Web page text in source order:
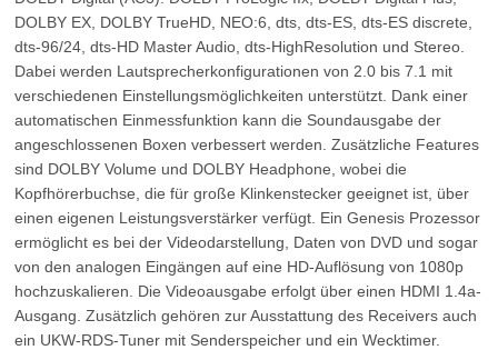
DOLBY EX, DOLBY TrueHD, NEO:6, dts, dts-ES, dts-ES discrete,
dts-96/24, dts-HD Master Audio, dts-HighResolution und Stereo.
Dabei werden Lautsprecherkonfigurationen von 2.0 bis 7.1 mit
verschiedenen Einstellungsmöglichkeiten unterstützt. Dank einer
automatischen Einmessfunktion kann die Soundausgabe der
angeschlossenen Boxen verbessert werden. Zusätzliche Features
sind DOLBY Volume und DOLBY Headphone, wobei die
Kopfhörerbuchse, die für große Klinkenstecker geeignet ist, über
einen eigenen Leistungsverstärker verfügt. Ein Genesis Prozessor
ermöglicht es bei der Videodarstellung, Daten von DVD und sogar
von den analogen Eingängen auf eine HD-Auflösung von 1080p
hochzuskalieren. Die Videoausgabe erfolgt über einen HDMI 1.4a-
Ausgang. Zusätzlich gehören zur Ausstattung des Receivers auch
ein UKW-RDS-Tuner mit Senderspeicher und ein Wecktimer.